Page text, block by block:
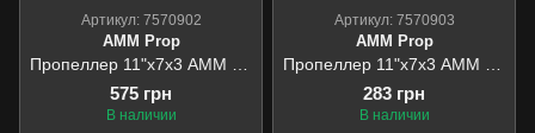
Артикул: 7570902
AMM Prop
575 грн
В наличии
Артикул: 7570903
AMM Prop
283 грн
В наличии